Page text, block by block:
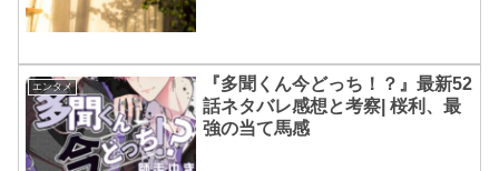
エンタメ
『多聞くん今どっち！？』最新52
話ネタバレ感想と考察| 桜利、最
強の当て馬感